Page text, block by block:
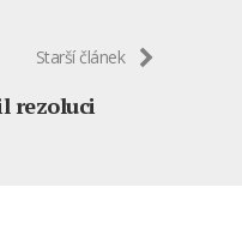
Starší článek
rezoluci